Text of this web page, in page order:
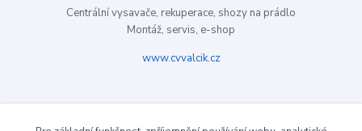
Centrální vysavače, rekuperace, shozy na prádlo
Montáž, servis, e-shop
www.cvvalcik.cz